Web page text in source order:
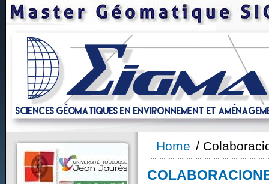
Home /